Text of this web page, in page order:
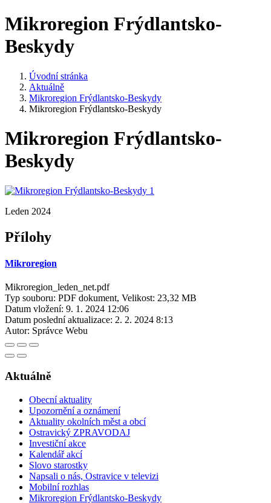
Mikroregion Frýdlantsko-
Beskydy
Úvodní stránka
Aktuálně
Mikroregion Frýdlantsko-Beskydy
Mikroregion Frýdlantsko-Beskydy
Mikroregion Frýdlantsko-
Beskydy
Leden 2024
Přílohy
Mikroregion
Mikroregion_leden_net.pdf
Typ souboru: PDF dokument, Velikost: 23,32 MB
Datum vložení: 9. 1. 2024 12:06
Datum poslední aktualizace: 2. 2. 2024 8:13
Autor: Správce Webu
Aktuálně
Obecní aktuality
Upozornění a oznámení
Aktuality okolních měst a obcí
Ostravický ZPRAVODAJ
Investiční akce
Kalendář akcí
Slovo starostky
Napsali o nás, Ostravice v televizi
Mobilní rozhlas
Mikroregion Frýdlantsko-Beskydy